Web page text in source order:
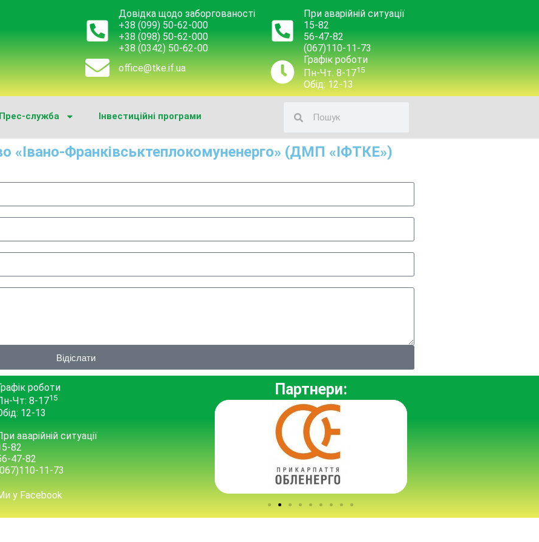
Довідка щодо заборгованості
+38 (099) 50-62-000
+38 (098) 50-62-000
+38 (0342) 50-62-00
office@tke.if.ua
При аварійній ситуації
15-82
56-47-82
(067)110-11-73
Графік роботи
Пн-Чт: 8-1715
Обід: 12-13
Прес-служба Інвестиційні програми
«Івано-Франківськтеплокомуненерго» (ДМП «ІФТКЕ»)
Відіслати
роботи
Чт: 8-1715
12-13
аварійній ситуації
82
47-82
11-73
у Facebook
Партнери: